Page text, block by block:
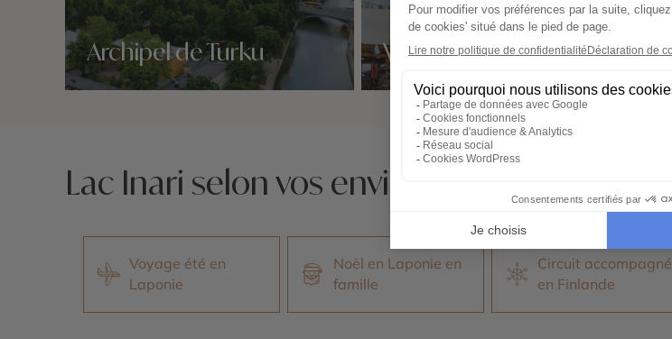
Archipel de Turku Village du Père Noël
Nos 1 idées voyage
Lac Inari selon vos envies
Voyage été en
Laponie
Noël en Laponie en
famille
Circuit accompagné
en Finlande